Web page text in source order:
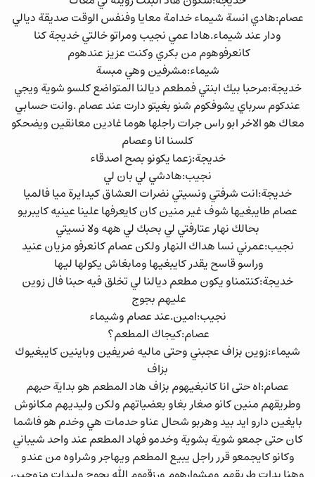
عصام:هادي انسة شيماء خدامة معايا وفنفس الوقت صديقة ديالي
ودار عند شيماء.هادا عمي نجيب ومراتو خالتي خديجة كنا
كانعرفوهوم من بكري وكنت عزيز عندهوم
شيماء:مشرفين وهي مبسة
خديجة:مرحبا بيك ابنتي فمطعم ديالنا المتواضع كلسو شوية ويجي
عندكوم سرباي يشوفكوم شنو بغيتو دارت عند عصام .وانت حسابي
معاك هو الاخر ابو راس جرات راجلها هوما غادين معانقين ويضحكو
كلسنا انا وعصام
خديجة:زعما يكونو بصح اصدقاء
نجيب:هادشي لي بان لي
خديجة:انت شرفتي ونسيتي نضرات العشاق كيدايرة ميا فالميا
عصام طايبغيها شوف غير منين كان كايعرفها علينا عينيه كايبريو
بحالك نهار عتارفتي لي بحبك لي ههه ولا نسيتي
نجيب:عمرني نسا هداك النهار ولكن عصام كانعرفو مزيان عنيد
وراسو قاسح يقدر كايبغيها ومابغاش يكولها ليها
خديجة:كنتمناو يكون مطعم ديالنا لي تخلق فيه حبنا فال زوين
عليهم بجوج
نجيب:امين.عند عصام وشيماء
عصام:كيجاك المطعم؟
شيماء:زوين بزاف عجبني وحتى ماليه ضريفين وباينين كايبغيوك
بزاف
عصام:اه حتى انا كانبغيهوم بزاف هاد المطعم هو بداية حبهم
وطريقهم منين كانو صغار بغاو بعضياتهم ولكن وليديهم مكانوش
بايغين دارو ايد بيد وهربو شحال عناو حدمات هي وخدم هو فاشما
كان حتى جمعو شوية بشوية وخدمو فهاد المطعم عند واحد شيباني
وكانو كايجمعو قرر راجل يبيع المطعم ويهاجر وشراوه من عندو